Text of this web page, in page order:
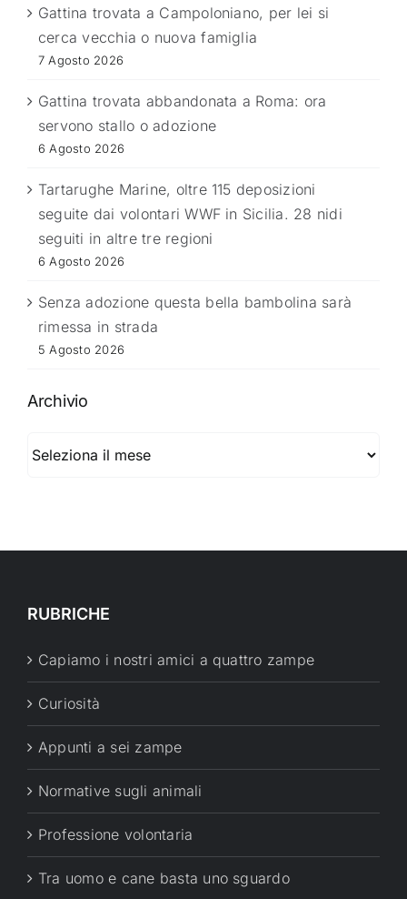
Gattina trovata a Campoloniano, per lei si
cerca vecchia o nuova famiglia
7 Agosto 2026
Gattina trovata abbandonata a Roma: ora
servono stallo o adozione
6 Agosto 2026
Tartarughe Marine, oltre 115 deposizioni
seguite dai volontari WWF in Sicilia. 28 nidi
seguiti in altre tre regioni
6 Agosto 2026
Senza adozione questa bella bambolina sarà
rimessa in strada
5 Agosto 2026
Archivio
RUBRICHE
Capiamo i nostri amici a quattro zampe
Curiosità
Appunti a sei zampe
Normative sugli animali
Professione volontaria
Tra uomo e cane basta uno sguardo